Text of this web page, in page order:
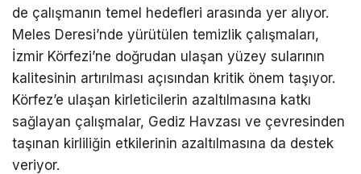
de çalışmanın temel hedefleri arasında yer alıyor.
Meles Deresi’nde yürütülen temizlik çalışmaları,
İzmir Körfezi’ne doğrudan ulaşan yüzey sularının
kalitesinin artırılması açısından kritik önem taşıyor.
Körfez’e ulaşan kirleticilerin azaltılmasına katkı
sağlayan çalışmalar, Gediz Havzası ve çevresinden
taşınan kirliliğin etkilerinin azaltılmasına da destek
veriyor.